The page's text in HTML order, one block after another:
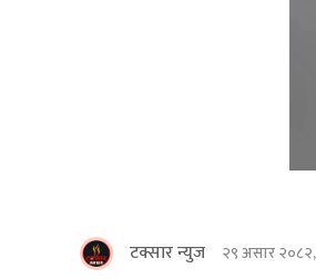
टक्सार न्युज २९ असार